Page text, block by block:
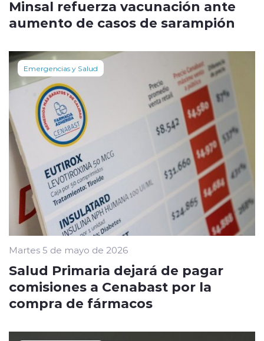
Minsal refuerza vacunación ante
aumento de casos de sarampión
Emergencias y Salud
Martes 5 de mayo de 2026
Salud Primaria dejará de pagar
comisiones a Cenabast por la
compra de fármacos